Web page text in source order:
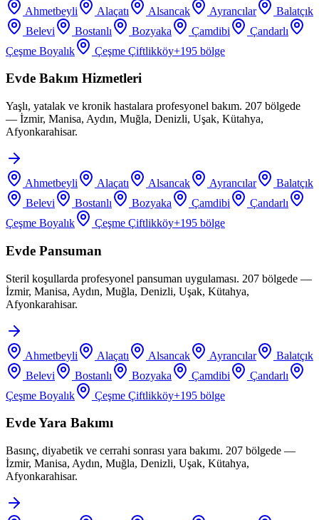
Ahmetbeyli Alaçatı Alsancak Ayrancılar
Balatçık
Belevi
Bostanlı Bozyaka Çamdibi
Çandarlı
Çeşme Boyalık
Çeşme Çiftlikköy+195 bölge
Evde Bakım Hizmetleri
Yaşlı, yatalak ve kronik hastalara profesyonel bakım. 207 bölgede
— İzmir, Manisa, Aydın, Muğla, Denizli, Uşak, Kütahya,
Afyonkarahisar.
Ahmetbeyli Alaçatı Alsancak Ayrancılar
Balatçık
Belevi
Bostanlı Bozyaka Çamdibi
Çandarlı
Çeşme Boyalık
Çeşme Çiftlikköy+195 bölge
Evde Pansuman
Steril koşullarda profesyonel pansuman uygulaması. 207 bölgede —
İzmir, Manisa, Aydın, Muğla, Denizli, Uşak, Kütahya,
Afyonkarahisar.
Ahmetbeyli Alaçatı Alsancak Ayrancılar
Balatçık
Belevi
Bostanlı Bozyaka Çamdibi
Çandarlı
Çeşme Boyalık
Çeşme Çiftlikköy+195 bölge
Evde Yara Bakımı
Basınç, diyabetik ve cerrahi sonrası yara bakımı. 207 bölgede —
İzmir, Manisa, Aydın, Muğla, Denizli, Uşak, Kütahya,
Afyonkarahisar.